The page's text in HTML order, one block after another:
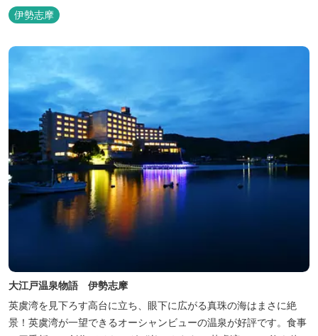
伊勢志摩
大江戸温泉物語 伊勢志摩
英虞湾を見下ろす高台に立ち、眼下に広がる真珠の海はまさに絶
景！英虞湾が一望できるオーシャンビューの温泉が好評です。食事